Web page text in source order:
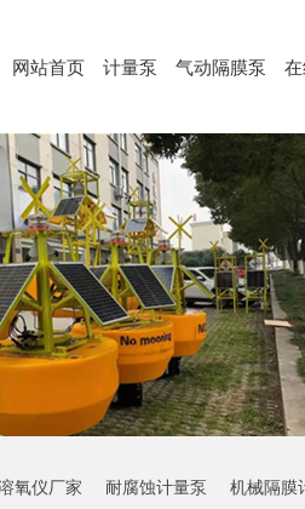
网站首页 计量泵 气动隔膜泵
氧仪厂家 耐腐蚀计量泵 机械隔膜